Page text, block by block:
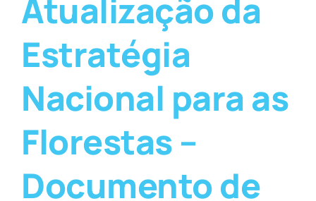
Atualização da
Estratégia
Nacional para as
Florestas –
Documento de